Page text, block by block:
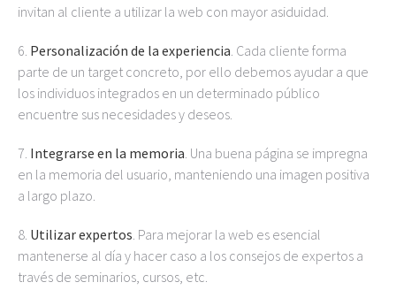
invitan al cliente a utilizar la web con mayor asiduidad.
6. Personalización de la experiencia. Cada cliente forma
parte de un target concreto, por ello debemos ayudar a que
los individuos integrados en un determinado público
encuentre sus necesidades y deseos.
7. Integrarse en la memoria. Una buena página se impregna
en la memoria del usuario, manteniendo una imagen positiva
a largo plazo.
8. Utilizar expertos. Para mejorar la web es esencial
mantenerse al día y hacer caso a los consejos de expertos a
través de seminarios, cursos, etc.